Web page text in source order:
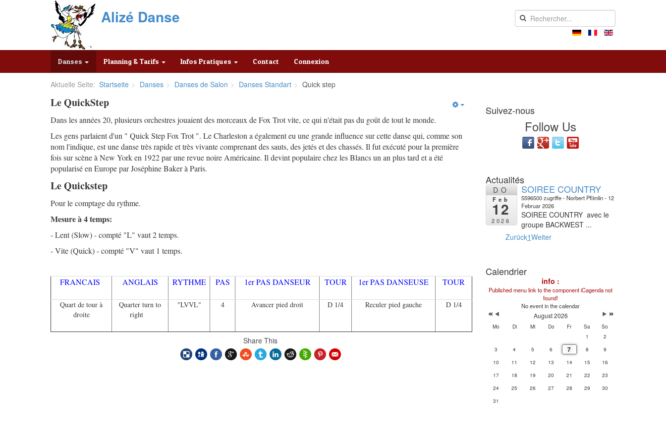
Alizé Danse
Danses Planning & Tarifs Infos Pratiques Contact Connexion
Aktuelle Seite: Startseite Danses Danses de Salon Danses Standart Quick step
Le QuickStep
Dans les années 20, plusieurs orchestres jouaient des morceaux de Fox Trot vite, ce qui n'était pas du goût de tout le monde.
Les gens parlaient d'un " Quick Step Fox Trot ". Le Charleston a également eu une grande influence sur cette danse qui, comme son
nom l'indique, est une danse très rapide et très vivante comprenant des sauts, des jetés et des chassés. Il fut exécuté pour la première
fois sur scène à New York en 1922 par une revue noire Américaine. Il devint populaire chez les Blancs un an plus tard et a été
popularisé en Europe par Joséphine Baker à Paris.
Le Quickstep
Pour le comptage du rythme.
Mesure à 4 temps:
- Lent (Slow) - compté "L" vaut 2 temps.
- Vite (Quick) - compté "V" vaut 1 temps.
FRANCAIS ANGLAIS RYTHME PAS 1er PAS DANSEUR TOUR 1er PAS DANSEUSE TOUR
Quart de tour à
droite
Quarter turn to
right
"LVVL" 4 Avancer pied droit D 1/4 Reculer pied gauche D 1/4
Share This
Suivez-nous
Follow Us
Actualités
DO
Feb
12
2026
SOIREE COUNTRY
5596500 zugriffe Norbert Pflimlin
12
Februar 2026
SOIREE COUNTRY avec le
groupe BACKWEST ...
Zurück1Weiter
Calendrier
info :
Published menu link to the component iCagenda not
found!
No event in the calendar
August 2026
Mo Di Mi Do Fr Sa
So
1
2
3
4 5 6 7 8
9
10
11 12 13 14 15
16
17
18 19 20 21 22
23
24
25 26 27 28 29
30
31